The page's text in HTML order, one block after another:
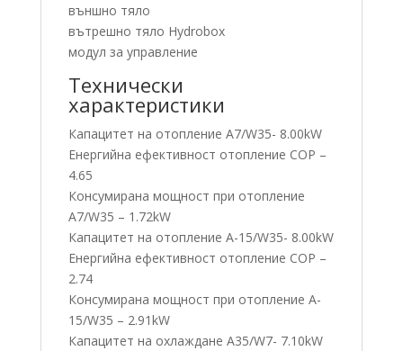
външно тяло
вътрешно тяло Hydrobox
модул за управление
Технически
характеристики
Капацитет на отопление A7/W35- 8.00kW
Енергийна ефективност отопление COP –
4.65
Консумирана мощност при отопление
A7/W35 – 1.72kW
Капацитет на отопление A-15/W35- 8.00kW
Енергийна ефективност отопление COP –
2.74
Консумирана мощност при отопление A-
15/W35 – 2.91kW
Капацитет на охлаждане A35/W7- 7.10kW